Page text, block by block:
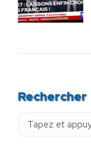
Rechercher
Recherche